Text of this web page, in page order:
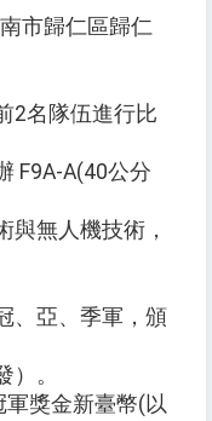
市歸仁區歸仁
2名隊伍進行比
F9A-A(40公分
與無人機技術，
、亞、季軍，頒
。
獎金新臺幣(以